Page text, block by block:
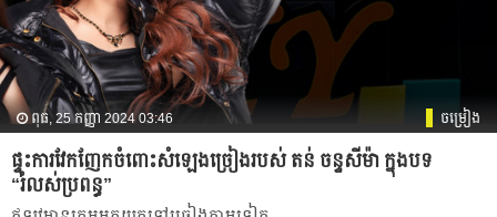
ពុធ, 25 កញ្ញា 2024 03:46 ចម្រៀង
ផ្ទុះការវែកញែកចំពោះសំឡេងច្រៀងរបស់ តន់ ចន្ទសីម៉ា ក្នុងបទ
“រំលស់ប្រពន្ធ”